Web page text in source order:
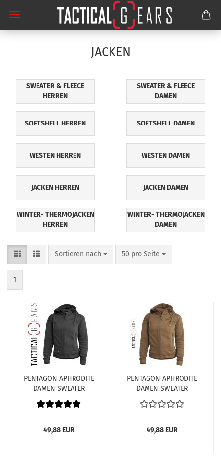
JACKEN
SWEATER & FLEECE
HERREN
SWEATER & FLEECE
DAMEN
SOFTSHELL HERREN SOFTSHELL DAMEN
WESTEN HERREN WESTEN DAMEN
JACKEN HERREN JACKEN DAMEN
WINTER- THERMOJACKEN
HERREN
WINTER- THERMOJACKEN
DAMEN
Sortieren nach
Sortieren nach 50 pro Seite
pro Seite
1
PENTAGON APHRODITE
DAMEN SWEATER
K08042-01 SCHWARZ
49,88 EUR
PENTAGON APHRODITE
DAMEN SWEATER
K08042-03 COYOTE
49,88 EUR